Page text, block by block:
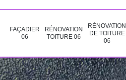
FAÇADIER
06
RÉNOVATION
TOITURE 06
RÉNOVATION
DE TOITURE
06